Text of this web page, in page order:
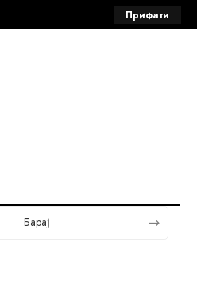
Прифати